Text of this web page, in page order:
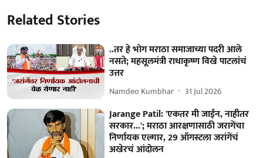
Related Stories
..तर हे भोग मराठा समाजाच्या पदरी आले
नसते; महसूलमंत्री राधाकृष्ण विखे पाटलांचं
उत्तर
Namdeo Kumbhar 31 Jul 2026
Jarange Patil: 'एकतर मी जाईन, नाहीतर
सरकार...'; मराठा आरक्षणासाठी जरागेंचा
निर्णायक एल्गार, 29 ऑगस्टला जरांगेंचं
अखेरचं आंदोलन